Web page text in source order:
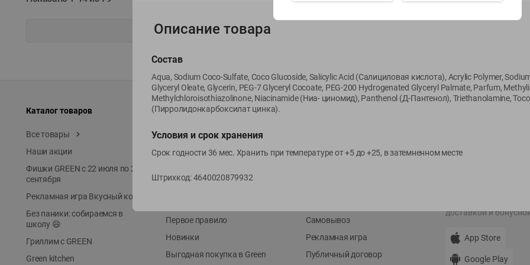
Каталог товаров
Все товары
Наши акции
Фишки GREEN с 22 июля по 22
сентября
Рекламная игра Вкусный код
Без паники: собираемся в
школу 😄
Гриллим с GREEN
Green kitchen
Специально для вас
Акции
Местное известное
Первое правило
Новинки
Выгодная покупка в Green
Условия доставки
Самовывоз
Рекламная игра
Публичный договор
Мои товары
доставкой и
App Store
Google Play
Описание товара
Состав
Aqua, Sodium Coco-Sulfate, Coco Glucoside, Salicylic Acid (Салициловая кислота), Acrylic Polymer,
Glyceryl Oleate, Glycerin, PEG-7 Glyceryl Cocoate, PEG-200 Hydrogenated Glyceryl Palmate, Parfum,
Methylchloroisothiazolinonе, Niacinamide (Ниа- циномид), Panthenol (Д-Пантенол), Triethanolamine,
(Пирролидонкарбоксилат цинка).
Условия и срок хранения
Срок годности 36 мес. Хранить при температуре от +5 до +25, в затемненном месте
Штрихкод:4640020879932